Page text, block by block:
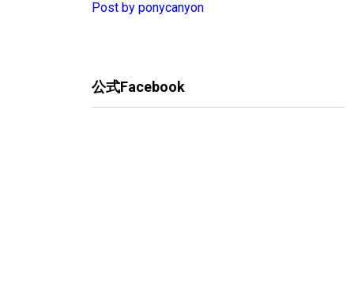
Post by ponycanyon
公式Facebook